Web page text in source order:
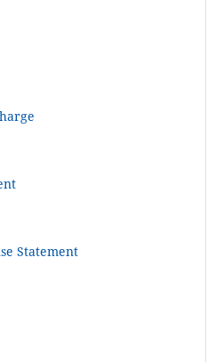
Statement